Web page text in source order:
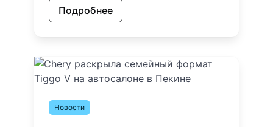
Подробнее
Новости